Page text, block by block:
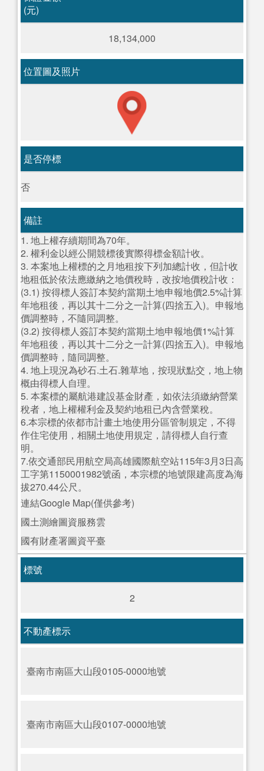
(元)
18,134,000
位置圖及照片
是否停標
否
備註
1. 地上權存續期間為70年。
2. 權利金以經公開競標後實際得標金額計收。
3. 本案地上權標的之月地租按下列加總計收，但計收
地租低於依法應繳納之地價稅時，改按地價稅計收：
(3.1) 按得標人簽訂本契約當期土地申報地價2.5%計算
年地租後，再以其十二分之一計算(四捨五入)。申報地
價調整時，不隨同調整。
(3.2) 按得標人簽訂本契約當期土地申報地價1%計算
年地租後，再以其十二分之一計算(四捨五入)。申報地
價調整時，隨同調整。
4. 地上現況為砂石.土石.雜草地，按現狀點交，地上物
概由得標人自理。
5. 本案標的屬航港建設基金財產，如依法須繳納營業
稅者，地上權權利金及契約地租已內含營業稅。
6.本宗標的依都市計畫土地使用分區管制規定，不得
作住宅使用，相關土地使用規定，請得標人自行查
明。
7.依交通部民用航空局高雄國際航空站115年3月3日高
工字第1150001982號函，本宗標的地號限建高度為海
拔270.44公尺。
連結Google Map(僅供參考)
國土測繪圖資服務雲
國有財產署圖資平臺
標號
2
不動產標示
臺南市南區大山段0105-0000地號
臺南市南區大山段0107-0000地號